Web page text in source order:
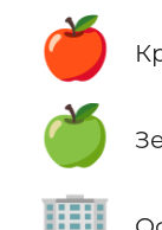
🍎
🍏